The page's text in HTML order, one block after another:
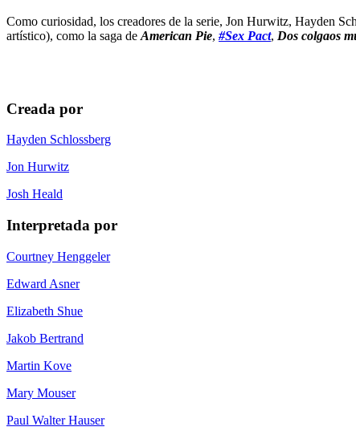
Como curiosidad, los creadores de la serie, Jon Hurwitz, Hayden
artístico), como la saga de American Pie, #Sex Pact, Dos colgaos
Creada por
Hayden Schlossberg
Jon Hurwitz
Josh Heald
Interpretada por
Courtney Henggeler
Edward Asner
Elizabeth Shue
Jakob Bertrand
Martin Kove
Mary Mouser
Paul Walter Hauser